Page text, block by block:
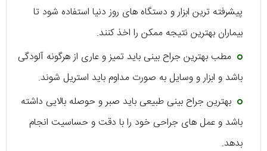
پیشرفته ترین ابزار و دستگاه های روز دنیا استفاده شود تا
بیماران بهترین نتیجه ممکن را اخذ کنند.
مطب بهترین جراح بینی باید تمیز و عاری از هرگونه آلودگی
باشد و ابزار و وسایل به صورت مداوم باید استریل شوند.
بهترین جراح بینی طبیعی باید صبر و حوصله بالایی داشته
باشد و عمل های جراحی خود را با دقت و حساسیت انجام
بدهد.